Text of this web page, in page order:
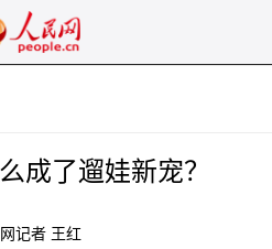
成了遛娃新宠？
记者 王红